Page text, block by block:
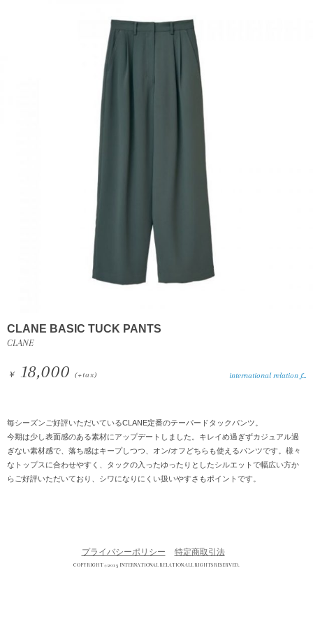
CLANE BASIC TUCK PANTS
CLANE
￥ 18,000(+tax) international relation f...
毎シーズンご好評いただいているCLANE定番のテーパードタックパンツ。
今期は少し表面感のある素材にアップデートしました。キレイめ過ぎずカジュアル過
ぎない素材感で、落ち感はキープしつつ、オン/オフどちらも使えるパンツです。様々
なトップスに合わせやすく、タックの入ったゆったりとしたシルエットで幅広い方か
らご好評いただいており、シワになりにくい扱いやすさもポイントです。
プライバシーポリシー 特定商取引法
COPYRIGHT © 2013 INTERNATIONAL RELATION ALL RIGHTS RESERVED.